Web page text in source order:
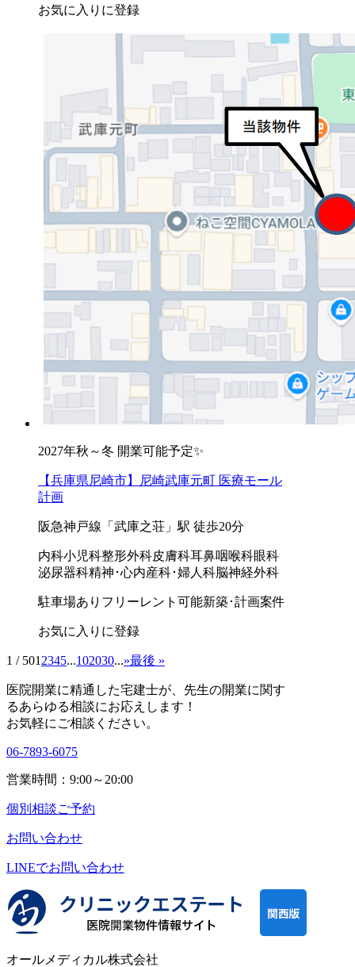
お気に入りに登録
2027年秋～冬 開業可能予定✨
【兵庫県尼崎市】尼崎武庫元町 医療モール
計画
阪急神戸線「武庫之荘」駅 徒歩20分
内科小児科整形外科皮膚科耳鼻咽喉科眼科
泌尿器科精神･心内産科･婦人科脳神経外科
駐車場あり フリーレント可能新築･計画案件
お気に入りに登録
1 / 501 2345...102030...»最後 »
医院開業に精通した宅建士が、 先生の開業に関す
るあらゆる相談にお応えします！
お気軽にご相談ください。
06-7893-6075
営業時間：9:00～20:00
個別相談ご予約
お問い合わせ
LINEでお問い合わせ
オールメディカル株式会社